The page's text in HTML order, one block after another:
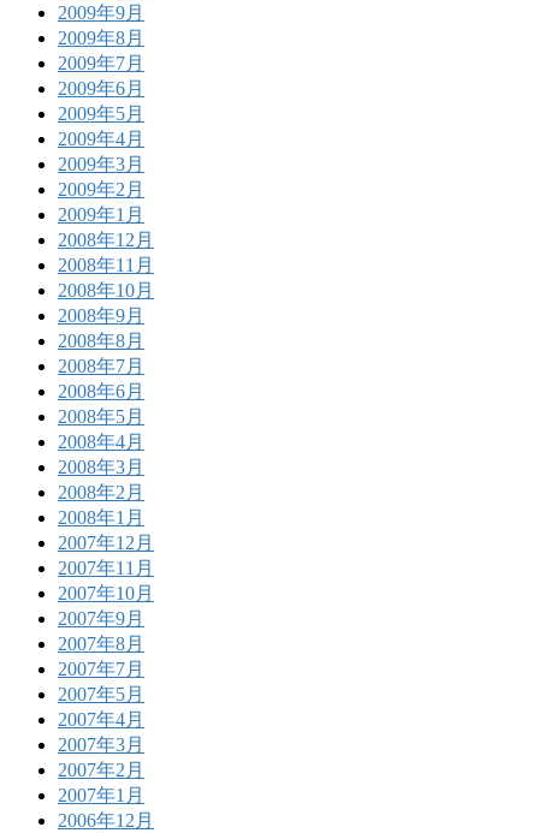
2009年9月
2009年8月
2009年7月
2009年6月
2009年5月
2009年4月
2009年3月
2009年2月
2009年1月
2008年12月
2008年11月
2008年10月
2008年9月
2008年8月
2008年7月
2008年6月
2008年5月
2008年4月
2008年3月
2008年2月
2008年1月
2007年12月
2007年11月
2007年10月
2007年9月
2007年8月
2007年7月
2007年5月
2007年4月
2007年3月
2007年2月
2007年1月
2006年12月